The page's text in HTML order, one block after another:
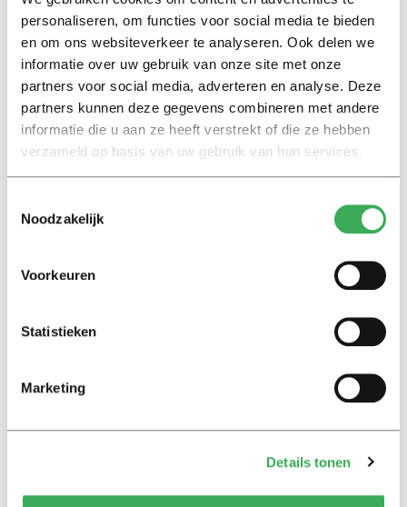
personaliseren, om functies voor social media te bieden
en om ons websiteverkeer te analyseren. Ook delen we
informatie over uw gebruik van onze site met onze
partners voor social media, adverteren en analyse. Deze
partners kunnen deze gegevens combineren met andere
informatie die u aan ze heeft verstrekt of die ze hebben
verzameld op basis van uw gebruik van hun services.
Noodzakelijk
Voorkeuren
Statistieken
Marketing
Details tonen
fascinatie voor iets moois. Ik zal mensen nooit iets
opleggen, maar hen wel handvatten meegeven om vrije
keuzes te maken. (…) Mij interesseert de mens. Ik geloof
in identiteit en vrijheid. Ik ga studenten niet vragen
naar hun gedrag in bed. Ik vraag ze wel wat ze zoeken
in het leven.”
Lees ook
Marion Koopmans over online
‘Wetenschappers, kom die